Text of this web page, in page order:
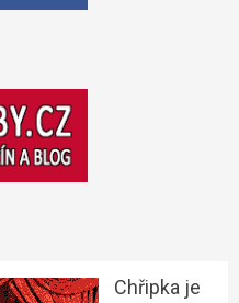
Chřipka je